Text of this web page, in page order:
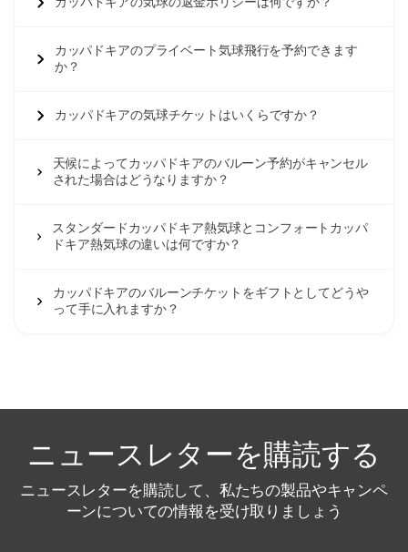
カッパドキアのプライベート気球飛行を予約できます
か？
カッパドキアの気球チケットはいくらですか？
天候によってカッパドキアのバルーン予約がキャンセル
された場合はどうなりますか？
スタンダードカッパドキア熱気球とコンフォートカッパ
ドキア熱気球の違いは何ですか？
カッパドキアのバルーンチケットをギフトとしてどうや
って手に入れますか？
ニュースレターを購読する
ニュースレターを購読して、私たちの製品やキャンペ
ーンについての情報を受け取りましょう